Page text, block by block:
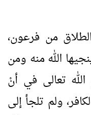
من فرعون،
الله منه ومن
تعالى في أنْ
ولم تلجأ إلى